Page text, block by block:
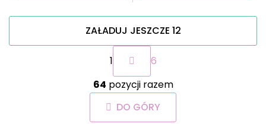
K
o
n
t
ZAŁADUJ JESZCZE 12
P
a
g
i
n
a
c
1
6
64 pozycji razem
DO GÓRY